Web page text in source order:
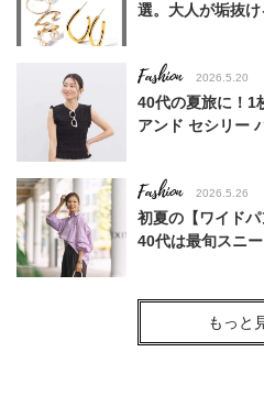
選。大人が垢抜
Fashion 2026.5.20
40代の夏旅に！1
アンド セシリー
Fashion 2026.5.26
初夏の【ワイド
40代は最旬スニ
Fashion
【エルメス、セ
アルに愛用して